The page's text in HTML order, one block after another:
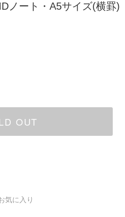
ノート・A5サイズ(横罫)
OUT
気に入り